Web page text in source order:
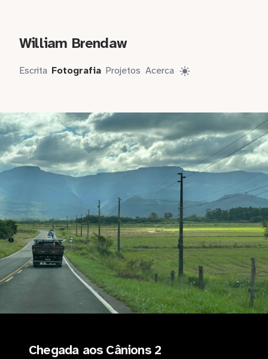
William Brendaw
Escrita Fotografia Projetos Acerca
Chegada aos Cânions 2